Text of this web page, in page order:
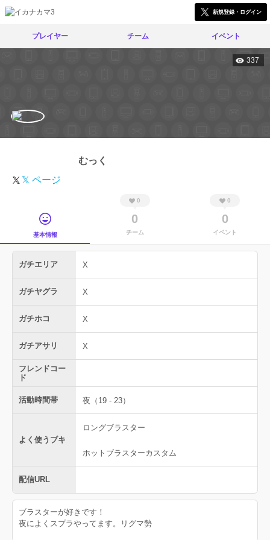
新規登録・ログイン
プレイヤー チーム イベント
337
むっく
𝕏 ページ
基本情報
0
0
チーム
0
0
イベント
ガチエリア X
ガチヤグラ X
ガチホコ X
ガチアサリ X
フレンドコー
ド
活動時間帯 夜（19 - 23）
よく使うブキ
ロングブラスター
ホットブラスターカスタム
配信URL
ブラスターが好きです！
夜によくスプラやってます。リグマ勢